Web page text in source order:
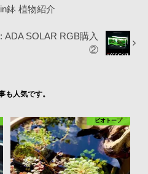
鉢 植物紹介
ADA SOLAR RGB購入
②
も人気です。
ビオトープ